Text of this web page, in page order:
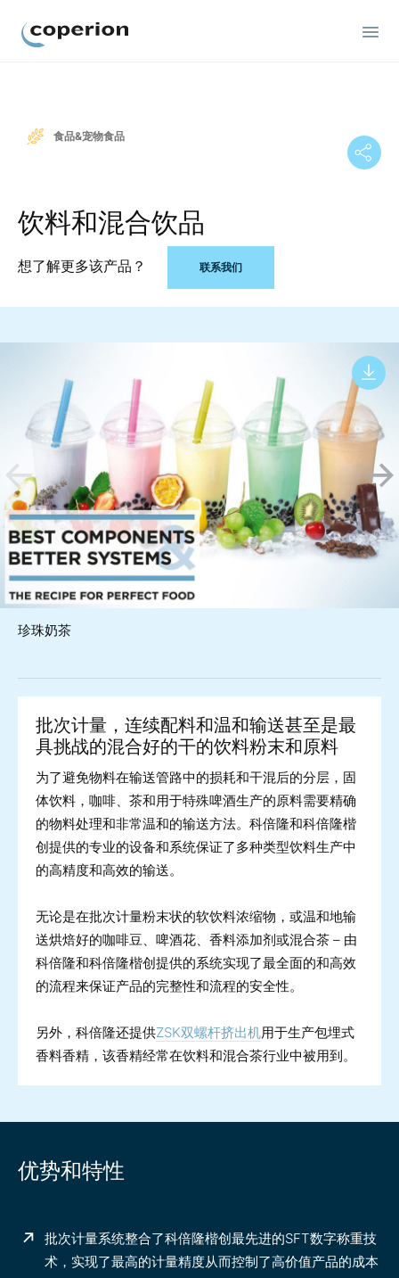
食品&宠物食品
饮料和混合饮品
想了解更多该产品？ 联系我们
珍珠奶茶
批次计量，连续配料和温和输送甚至是最
具挑战的混合好的干的饮料粉末和原料
为了避免物料在输送管路中的损耗和干混后的分层，固
体饮料，咖啡、茶和用于特殊啤酒生产的原料需要精确
的物料处理和非常温和的输送方法。科倍隆和科倍隆楷
创提供的专业的设备和系统保证了多种类型饮料生产中
的高精度和高效的输送。
无论是在批次计量粉末状的软饮料浓缩物，或温和地输
送烘焙好的咖啡豆、啤酒花、香料添加剂或混合茶 – 由
科倍隆和科倍隆楷创提供的系统实现了最全面的和高效
的流程来保证产品的完整性和流程的安全性。
另外，科倍隆还提供ZSK双螺杆挤出机用于生产包埋式
香料香精，该香精经常在饮料和混合茶行业中被用到。
优势和特性
批次计量系统整合了科倍隆楷创最先进的SFT数字称重技
术，实现了最高的计量精度从而控制了高价值产品的成本